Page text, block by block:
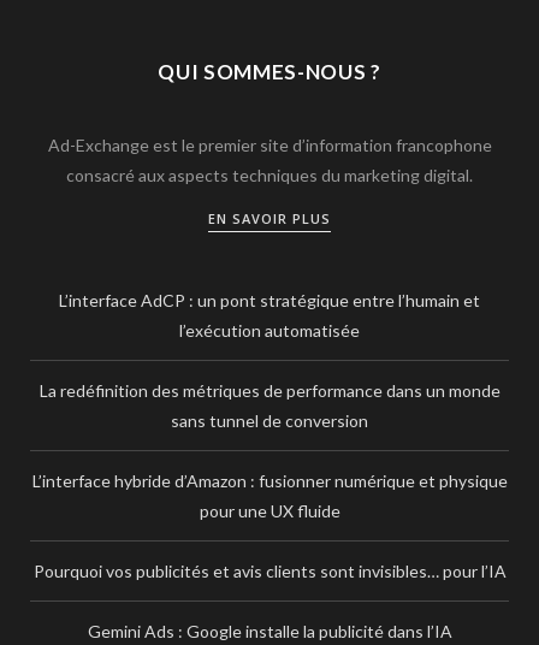
QUI SOMMES-NOUS ?
Ad-Exchange est le premier site d’information francophone
consacré aux aspects techniques du marketing digital.
EN SAVOIR PLUS
L’interface AdCP : un pont stratégique entre l’humain et
l’exécution automatisée
La redéfinition des métriques de performance dans un monde
sans tunnel de conversion
L’interface hybride d’Amazon : fusionner numérique et physique
pour une UX fluide
Pourquoi vos publicités et avis clients sont invisibles… pour l’IA
Gemini Ads : Google installe la publicité dans l’IA